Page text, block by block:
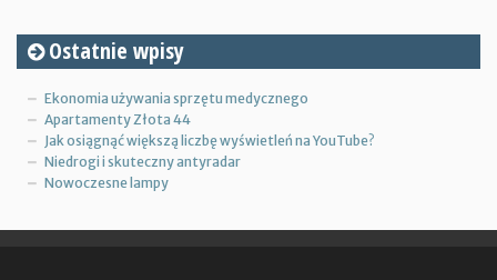
Ostatnie wpisy
Ekonomia używania sprzętu medycznego
Apartamenty Złota 44
Jak osiągnąć większą liczbę wyświetleń na YouTube?
Niedrogi i skuteczny antyradar
Nowoczesne lampy